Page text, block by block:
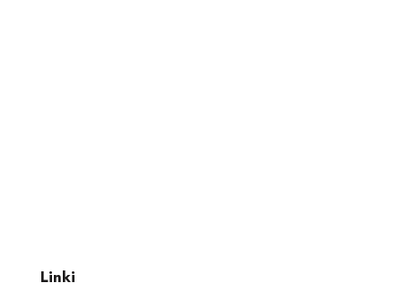
Linki